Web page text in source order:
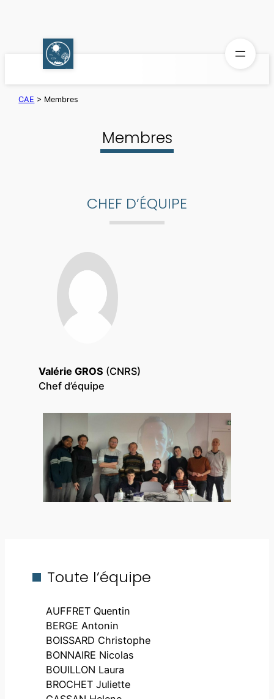
CAE > Membres
Membres
CHEF D’ÉQUIPE
Valérie GROS (CNRS)
Chef d’équipe
Toute l’équipe
AUFFRET Quentin
BERGE Antonin
BOISSARD Christophe
BONNAIRE Nicolas
BOUILLON Laura
BROCHET Juliette